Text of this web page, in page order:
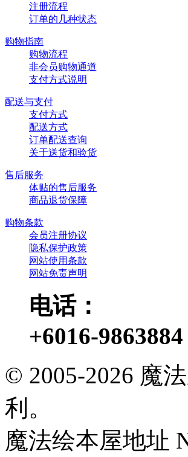
注册流程
订单的几种状态
购物指南
购物流程
非会员购物通道
支付方式说明
配送与支付
支付方式
配送方式
订单配送查询
关于送货和验货
售后服务
体贴的售后服务
商品退货保障
购物条款
会员注册协议
隐私保护政策
网站使用条款
网站免责声明
电话：
+6016-9863884
© 2005-2026 魔
利。
魔法绘本屋地址